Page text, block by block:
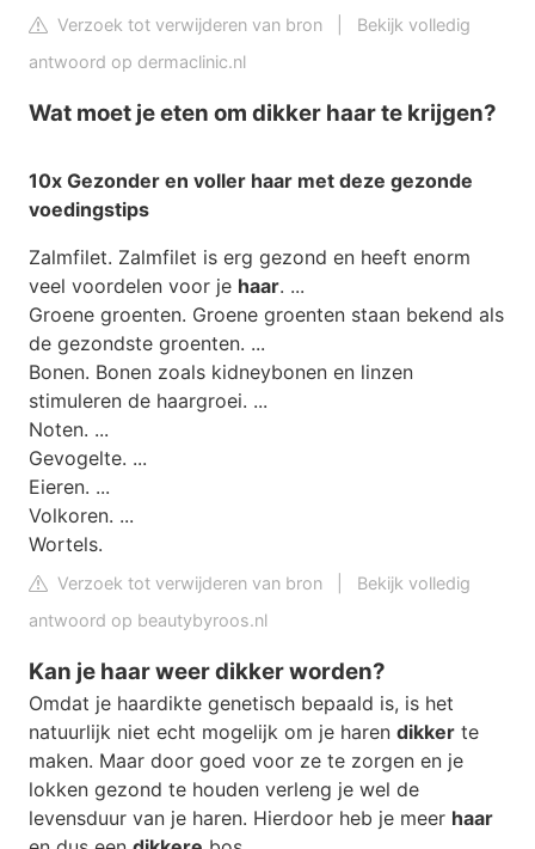
Verzoek tot verwijderen van bron
Bekijk volledig
antwoord op dermaclinic.nl
Wat moet je eten om dikker haar te krijgen?
10x Gezonder en voller haar met deze gezonde
voedingstips
Zalmfilet. Zalmfilet is erg gezond en heeft enorm
veel voordelen voor je haar. ...
Groene groenten. Groene groenten staan bekend als
de gezondste groenten. ...
Bonen. Bonen zoals kidneybonen en linzen
stimuleren de haargroei. ...
Noten. ...
Gevogelte. ...
Eieren. ...
Volkoren. ...
Wortels.
Verzoek tot verwijderen van bron
Bekijk volledig
antwoord op beautybyroos.nl
Kan je haar weer dikker worden?
Omdat je haardikte genetisch bepaald is, is het
natuurlijk niet echt mogelijk om je haren dikker te
maken. Maar door goed voor ze te zorgen en je
lokken gezond te houden verleng je wel de
levensduur van je haren. Hierdoor heb je meer haar